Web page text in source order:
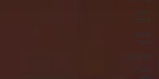
ניהול
פיננסי
מיתוג
אישי